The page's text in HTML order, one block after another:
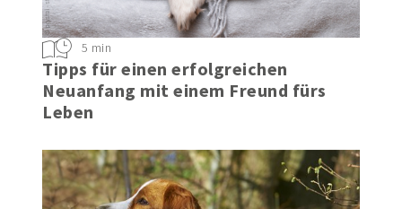
Tipps für einen erfolgreichen
Neuanfang mit einem Freund fürs
5 min